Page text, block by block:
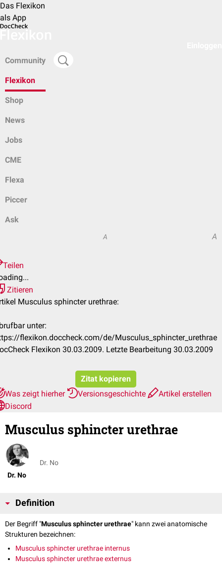
Das Flexikon
als App
Community
Flexikon
Shop
News
Jobs
CME
Flexa
Piccer
Ask
A A
Teilen
Zitieren
Musculus sphincter urethrae:
unter:
flexikon.doccheck.com/de/Musculus_sphincter_urethrae
Flexikon 30.03.2009. Letzte Bearbeitung 30.03.2009
Zitat kopieren
Was zeigt hierher
Versionsgeschichte
Artikel erstellen
Discord
Musculus sphincter urethrae
Dr. No
Dr. No
Definition
Der Begriff "Musculus sphincter urethrae" kann zwei anatomische
Strukturen bezeichnen:
Musculus sphincter urethrae internus
Musculus sphincter urethrae externus